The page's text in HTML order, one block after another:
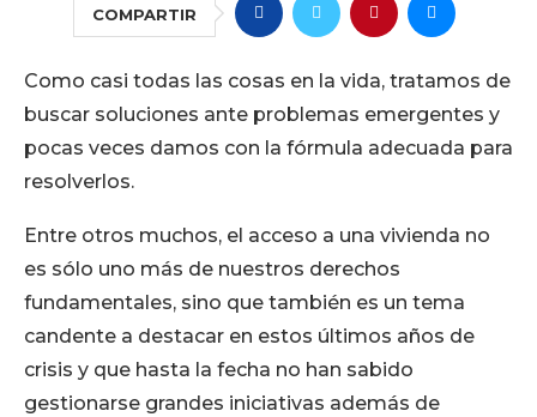
COMPARTIR
Como casi todas las cosas en la vida, tratamos de
buscar soluciones ante problemas emergentes y
pocas veces damos con la fórmula adecuada para
resolverlos.
Entre otros muchos, el acceso a una vivienda no
es sólo uno más de nuestros derechos
fundamentales, sino que también es un tema
candente a destacar en estos últimos años de
crisis y que hasta la fecha no han sabido
gestionarse grandes iniciativas además de